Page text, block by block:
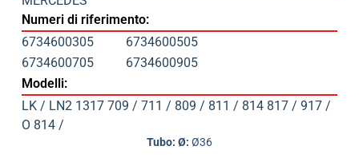
Numeri di riferimento:
6734600305
6734600505
6734600705
6734600905
Modelli:
LK / LN2 1317 709 / 711 / 809 / 811 / 814 817 / 917 /
O 814 /
Tubo: Ø: Ø36